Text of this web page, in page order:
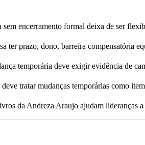
encerramento formal deixa de ser
ter prazo, dono, barreira compensatória
temporária deve exigir evidência de
deve tratar mudanças temporárias como
da Andreza Araujo ajudam lideranças